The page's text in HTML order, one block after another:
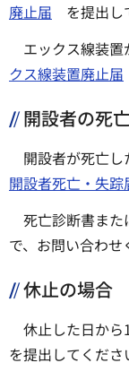
廃止届
を提出し
エックス線装置
クス線装置廃止届
開設者の死
開設者が死亡し
開設者死亡・失踪
死亡診断書ま
で、お問い合わせ
休止の場合
休止した日から
を提出してくださ